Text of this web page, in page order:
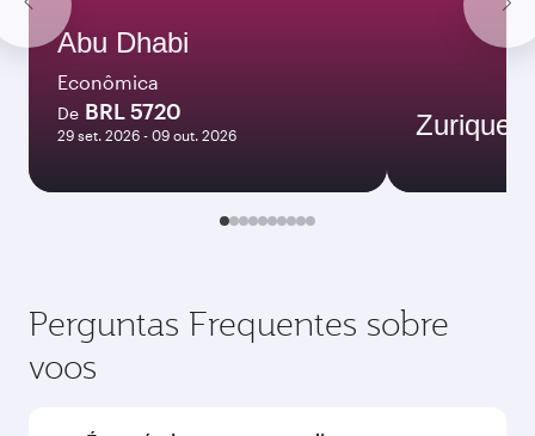
Abu Dhabi
Econômica
De BRL 5720
29 set. 2026 - 09 out. 2026 Zurique
Perguntas Frequentes sobre
voos